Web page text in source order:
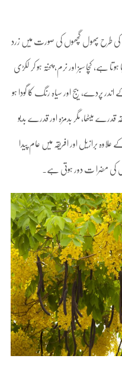
طرح پھول گچھوں کی صورت میں زرد
کچا سبز اور نرم، پختہ ہو کر لکڑی
پردے، بیج اور سیاہ رنگ کا گودا ہو
میٹھا، مگر بدمزہ اور قدرے بدبو
برازیل اور افریقہ میں عام پیدا
کی مضرا ت دور ہوتی ہے۔